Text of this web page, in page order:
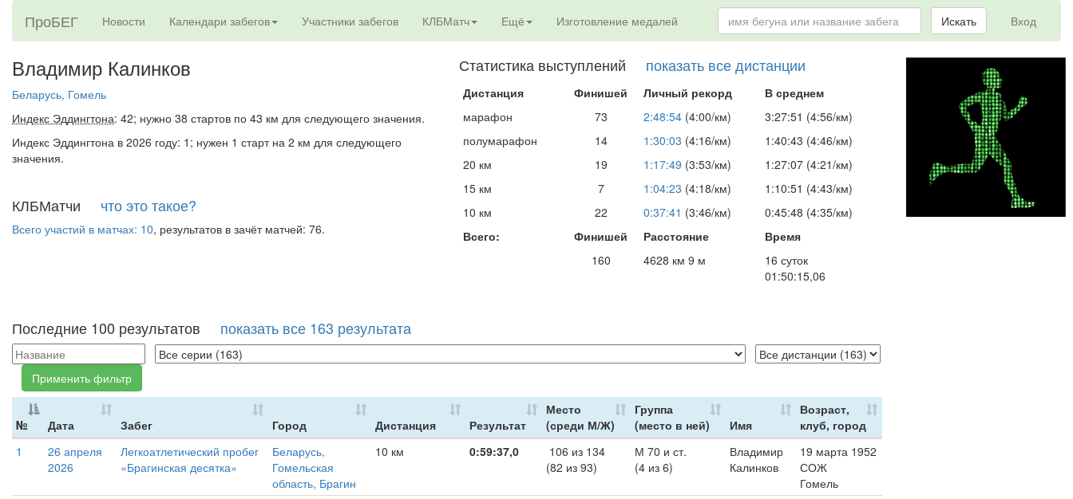
ПроБЕГ Новости Календари забегов Участники забегов КЛБМатч Ещё Изготовление медалей Вход
Искать
Владимир Калинков
Беларусь, Гомель
Индекс Эддингтона: 42; нужно 38 стартов по 43 км для следующего значения.
Индекс Эддингтона в 2026 году: 1; нужен 1 старт на 2 км для следующего
значения.
КЛБМатчи что это такое?
Всего участий в матчах: 10, результатов в зачёт матчей: 76.
Статистика выступлений показать все дистанции
Дистанция Финишей Личный рекорд
В среднем
марафон
73 2:48:54 (4:00/км)
3:27:51 (4:56/км)
полумарафон
14 1:30:03 (4:16/км)
1:40:43 (4:46/км)
20 км
19 1:17:49 (3:53/км)
1:27:07 (4:21/км)
15 км
7 1:04:23 (4:18/км)
1:10:51 (4:43/км)
10 км
22 0:37:41 (3:46/км)
0:45:48 (4:35/км)
Всего:
Финишей Расстояние
Время
160
4628 км 9 м
16 суток
01:50:15,06
Последние 100 результатов показать все 163 результата
Применить фильтр
№ Дата Забег Город Дистанция Результат
Место
(среди М/Ж)
Группа
(место в ней)
Имя
Возраст,
клуб, город
1
26 апреля
2026
Легкоатлетический пробег
«Брагинская десятка»
Беларусь,
Гомельская
область, Брагин
10 км 0:59:37,0
106 из 134
(82 из 93)
М 70 и ст.
(4 из 6)
Владимир
Калинков
19 марта 1952
СОЖ
Гомель